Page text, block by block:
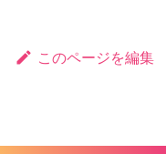
このページを編集